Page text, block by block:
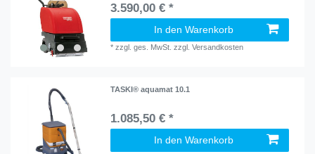
3.590,00 € *
In den Warenkorb
*zzgl. ges. MwSt. zzgl.Versandkosten
TASKI® aquamat 10.1
1.085,50 € *
In den Warenkorb